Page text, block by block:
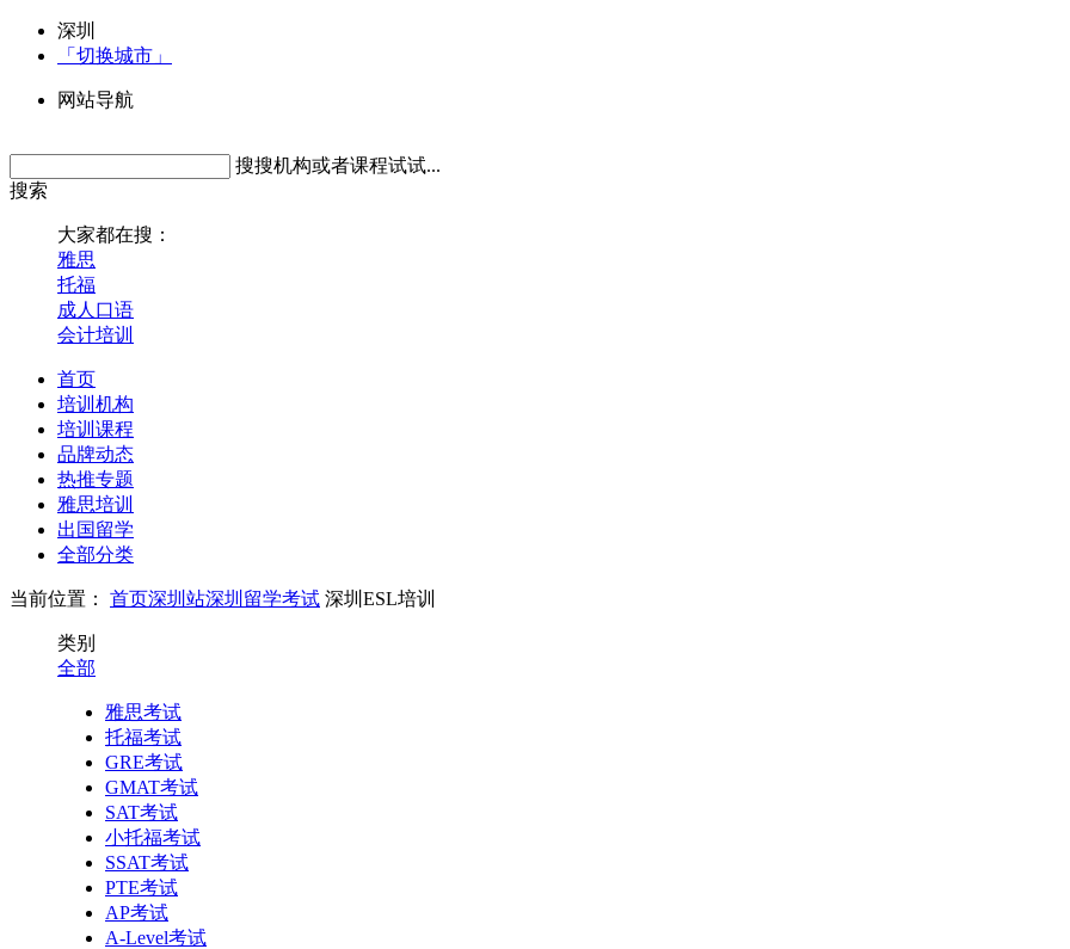
深圳
「切换城市」
网站导航
搜搜机构或者课程试试...
搜索
大家都在搜：
雅思
托福
成人口语
会计培训
首页
培训机构
培训课程
品牌动态
热推专题
雅思培训
出国留学
全部分类
当前位置： 首页深圳站深圳留学考试 深圳ESL培训
类别
全部
雅思考试
托福考试
GRE考试
GMAT考试
SAT考试
小托福考试
SSAT考试
PTE考试
AP考试
A-Level考试